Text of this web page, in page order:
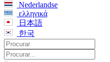
Nederlandse
ελληνικά
日本語
한국